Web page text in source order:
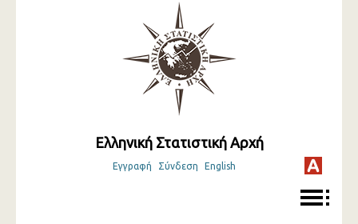
Ελληνική Στατιστική Αρχή
Εγγραφή Σύνδεση English